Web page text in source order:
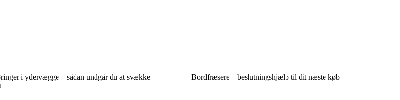
i ydervægge – sådan undgår du at svække
Bordfræsere – beslutningshjælp til dit næste køb